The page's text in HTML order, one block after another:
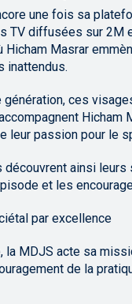
une fois sa
TV diffusées sur 2M
Hicham Masrar
inattendus.
ces
Hicham
leur passion pour le
ainsi leurs
et les
par excellence
la MDJS acte sa
de la